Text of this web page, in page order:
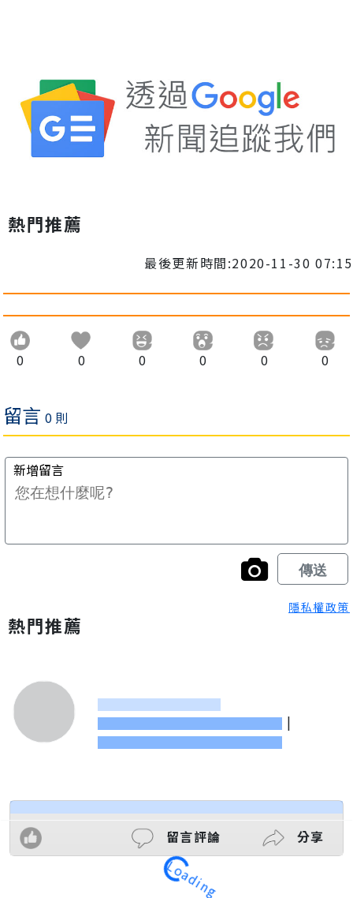
熱門推薦
最後更新時間:2020-11-30 07:15
0 0 0 0 0 0
隱私權政策
熱門推薦
|
留言評論 分享
Loading